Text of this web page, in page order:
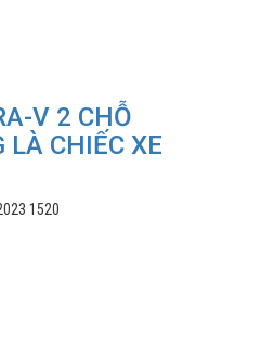
V 2 CHỖ
LÀ CHIẾC XE
1520